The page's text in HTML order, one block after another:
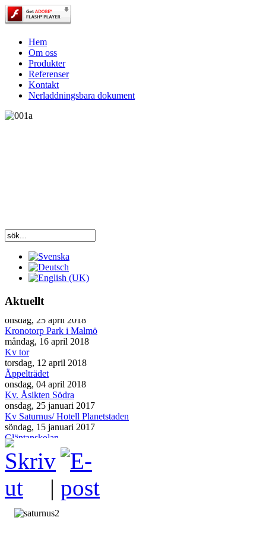
Hem
Om oss
Produkter
Referenser
Kontakt
Nerladdningsbara dokument
Aktuellt
Kv Saturnus i Lund
onsdag, 25 april 2018
Kronotorp Park i Malmö
måndag, 16 april 2018
Kv tor
torsdag, 12 april 2018
Äppelträdet
onsdag, 04 april 2018
Kv. Åsikten Södra
onsdag, 25 januari 2017
Kv Saturnus/ Hotell Planetstaden
söndag, 15 januari 2017
Gläntanskolan
måndag, 02 januari 2017
Ljungfälleskolan
torsdag, 01 december 2016
|